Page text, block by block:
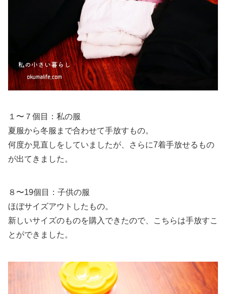
１〜７個目：私の服
夏服から冬服まで合わせて手放すもの。
何度か見直しをしていましたが、さらに7着手放せるもの
が出てきました。
８〜19個目：子供の服
ほぼサイズアウトしたもの。
新しいサイズのものを購入できたので、こちらは手放すこ
とができました。